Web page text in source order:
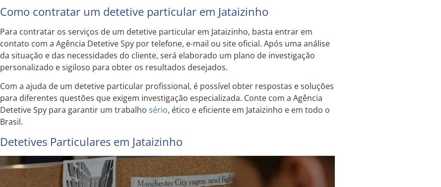
Como contratar um detetive particular em Jataizinho
Para contratar os serviços de um detetive particular em Jataizinho, basta entrar em
contato com a Agência Detetive Spy por telefone, e-mail ou site oficial. Após uma análise
da situação e das necessidades do cliente, será elaborado um plano de investigação
personalizado e sigiloso para obter os resultados desejados.
Com a ajuda de um detetive particular profissional, é possível obter respostas e soluções
para diferentes questões que exigem investigação especializada. Conte com a Agência
Detetive Spy para garantir um trabalho sério, ético e eficiente em Jataizinho e em todo o
Brasil.
Detetives Particulares em Jataizinho